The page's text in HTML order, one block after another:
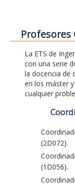
Profesores
La ETS de
con una serie
la docencia de
en los máster
cualquier
(2D072).
(1D056).